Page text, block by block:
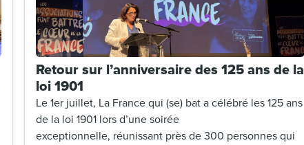
Retour sur l’anniversaire des 125 ans de la
loi 1901
Le 1er juillet, La France qui (se) bat a célébré les 125 ans
de la loi 1901 lors d’une soirée
exceptionnelle, réunissant près de 300 personnes qui